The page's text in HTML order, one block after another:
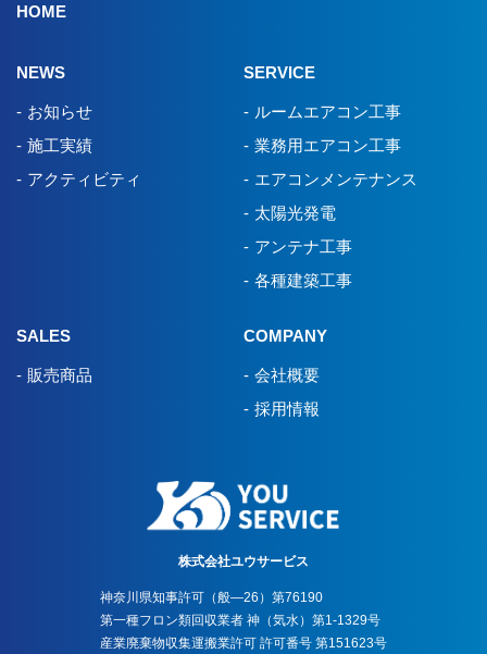
HOME
NEWS
お知らせ
施工実績
アクティビティ
SERVICE
ルームエアコン工事
業務用エアコン工事
エアコンメンテナンス
太陽光発電
アンテナ工事
各種建築工事
SALES
販売商品
COMPANY
会社概要
採用情報
株式会社ユウサービス
神奈川県知事許可（般―26）第76190
第一種フロン類回収業者 神（気水）第1-1329号
産業廃棄物収集運搬業許可 許可番号 第151623号